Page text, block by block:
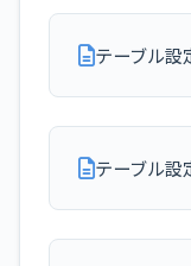
テーブル設
テーブル設